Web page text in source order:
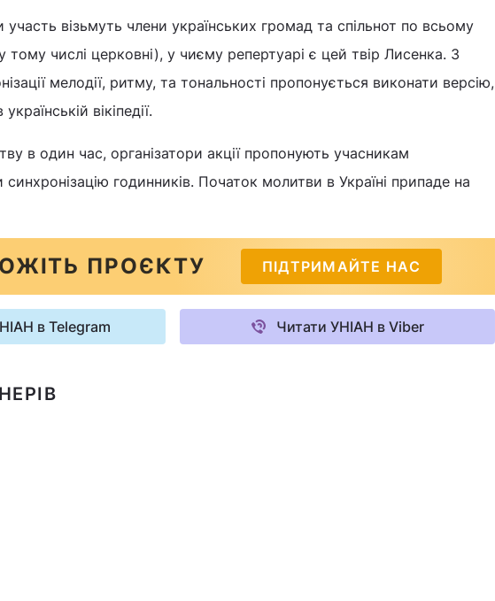
візьмуть члени українських громад та спільнот по всьому
тому числі церковні), у чиєму репертуарі є цей твір Лисенка. З
мелодії, ритму, та тональності пропонується виконати версію,
вікіпедії.
в один час, організатори акції пропонують учасникам
годинників. Початок молитви в Україні припаде на
ПРОЄКТУ ПІДТРИМАЙТЕ НАС
в Telegram Читати УНІАН в Viber